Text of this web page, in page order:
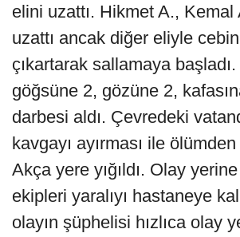
elini uzattı. Hikmet A., Kemal
uzattı ancak diğer eliyle
çıkartarak sallamaya
göğsüne 2, gözüne 2,
darbesi aldı. Çevredeki
kavgayı ayırması ile
Akça yere yığıldı. Olay
ekipleri yaralıyı hastaneye
olayın şüphelisi hızlıca olay